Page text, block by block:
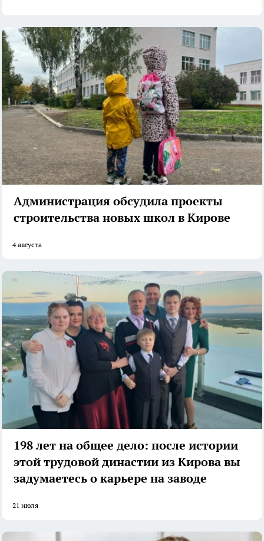
Администрация обсудила проекты
строительства новых школ в Кирове
4 августа
198 лет на общее дело: после истории
этой трудовой династии из Кирова вы
задумаетесь о карьере на заводе
21 июля